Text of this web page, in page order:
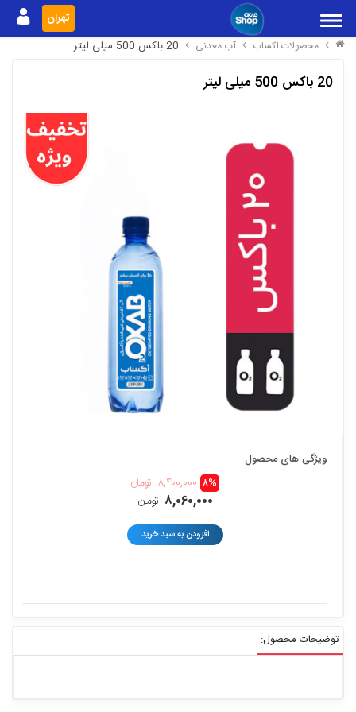
تهران
محصولات اکساب آب معدنی 20 باکس 500 میلی لیتر
20 باکس 500 میلی لیتر
ویژگی های محصول
۸% ۸,۴۰۰,۰۰۰تومان
۸,۰۶۰,۰۰۰ تومان
افزودن به سبد خرید
توضیحات محصول: